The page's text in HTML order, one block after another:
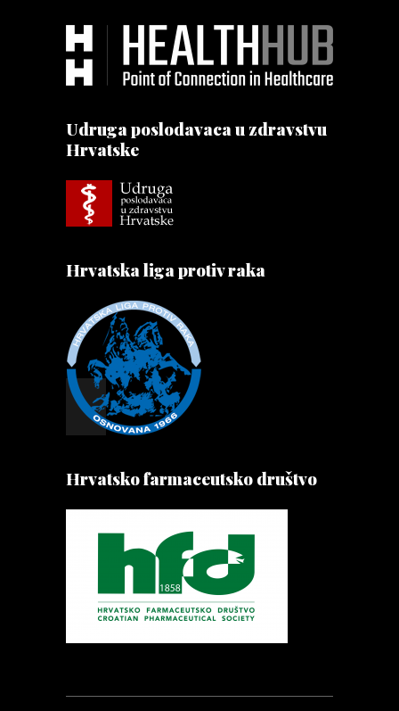
Udruga poslodavaca u zdravstvu
Hrvatske
Hrvatska liga protiv raka
Hrvatsko farmaceutsko društvo